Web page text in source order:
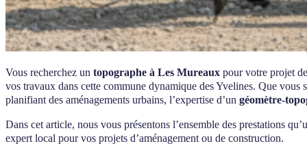
Vous recherchez un topographe à Les Mureaux pour votre projet
vos travaux dans cette commune dynamique des Yvelines. Que
planifiant des aménagements urbains, l’expertise d’un géomètre-
Dans cet article, nous vous présentons l’ensemble des prestations
expert local pour vos projets d’aménagement ou de construction.